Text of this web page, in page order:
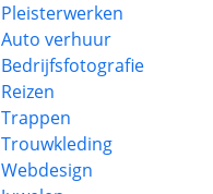
Pleisterwerken
Auto verhuur
Bedrijfsfotografie
Reizen
Trappen
Trouwkleding
Webdesign